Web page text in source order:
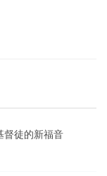
督徒的新福音